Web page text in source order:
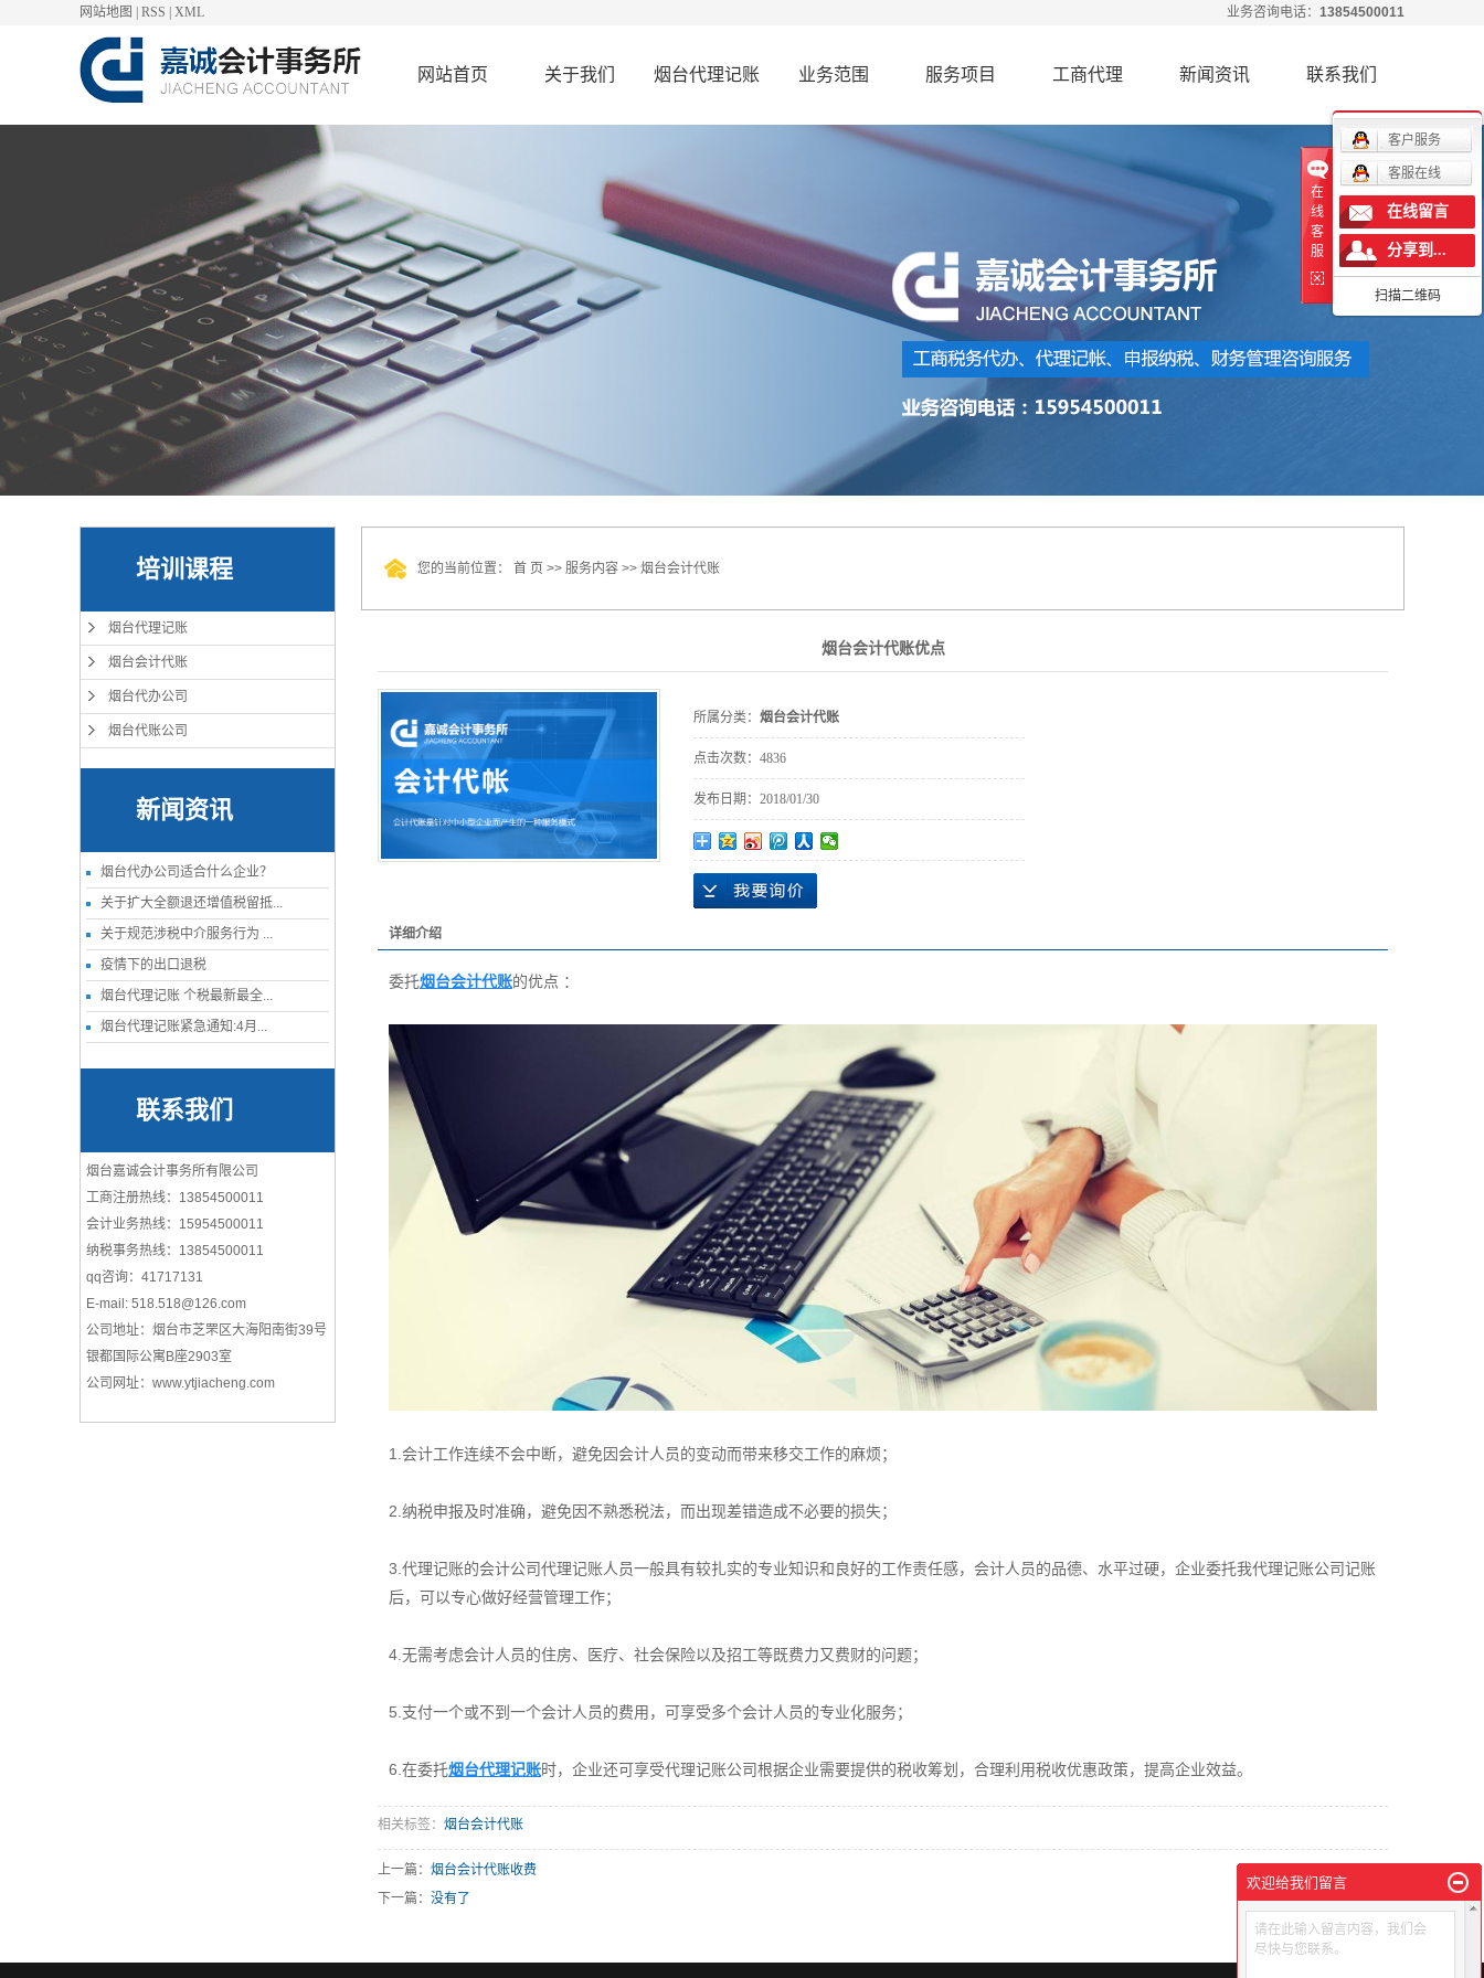
网站地图 RSS XML 业务咨询电话： 13854500011
网站首页 关于我们
联系我们
资质档案
烟台代理记账
烟台会计代账
烟台代办公司
烟台代账公司
业务范围
烟台代理记账
烟台代办公司
烟台代账公司
服务项目
代理记账
进出口权
会计培训
财务咨询
会计服务
工商代理
代理记账
纳税申报
进出口权
会计培训
财务咨询
会计服务
新闻资讯
行业动态
联系我们
培训课程
烟台代理记账
烟台会计代账
烟台代办公司
烟台代账公司
新闻资讯
烟台代办公司适合什么企业？
关于扩大全额退还增值税留抵...
关于规范涉税中介服务行为 ...
疫情下的出口退税
烟台代理记账 个税最新最全...
烟台代理记账紧急通知:4月...
联系我们
烟台嘉诚会计事务所有限公司
工商注册热线：13854500011
会计业务热线：15954500011
纳税事务热线：13854500011
qq咨询：41717131
E-mail: 518.518@126.com
公司地址：烟台市芝罘区大海阳南街39号
银都国际公寓B座2903室
公司网址：www.ytjiacheng.com
您的当前位置： 首 页 >> 服务内容 >> 烟台会计代账
烟台会计代账优点
所属分类： 烟台会计代账
点击次数： 4836
发布日期： 2018/01/30
详细介绍
委托烟台会计代账的优点 ：
1.会计工作连续不会中断，避免因会计人员的变动而带来移交工作的麻烦；
2.纳税申报及时准确，避免因不熟悉税法，而出现差错造成不必要的损失；
3.代理记账的会计公司代理记账人员一般具有较扎实的专业知识和良好的工作责任感，会计人员的品德、水平过硬，企业委托我代理记账公司记账
后，可以专心做好经营管理工作；
4.无需考虑会计人员的住房、医疗、社会保险以及招工等既费力又费财的问题；
5.支付一个或不到一个会计人员的费用，可享受多个会计人员的专业化服务；
6.在委托烟台代理记账时，企业还可享受代理记账公司根据企业需要提供的税收筹划，合理利用税收优惠政策，提高企业效益。
相关标签： 烟台会计代账
上一篇： 烟台会计代账收费
下一篇： 没有了
在
线
客
服
客户服务
客服在线
在线留言
分享到...
扫描二维码
欢迎给我们留言
请在此输入留言内容，我们会
尽快与您联系。